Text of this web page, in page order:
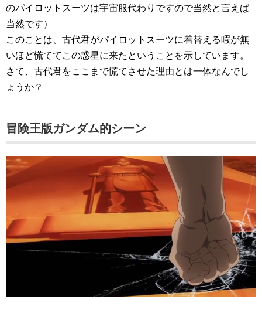
のパイロットスーツは宇宙服代わりですので当然と言えば
当然です）
このことは、古代君がパイロットスーツに着替える暇が無
いほど慌ててこの惑星に来たということを示しています。
さて、古代君をここまで慌てさせた理由とは一体なんでし
ょうか？
冒険王版ガンダム的シーン